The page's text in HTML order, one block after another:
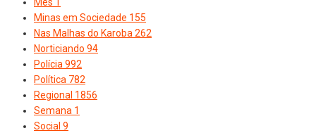
Minas em Sociedade 155
Nas Malhas do Karoba 262
Norticiando 94
Polícia 992
Política 782
Regional 1856
Semana 1
Social 9